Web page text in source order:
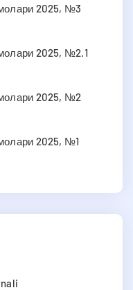
2025, №3
2025, №2.1
2025, №2
2025, №1